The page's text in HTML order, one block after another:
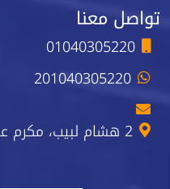
تواصل معنا
01040305220
201040305220
2 هشام لبيب، مكرم عبيد، مدينة نصر